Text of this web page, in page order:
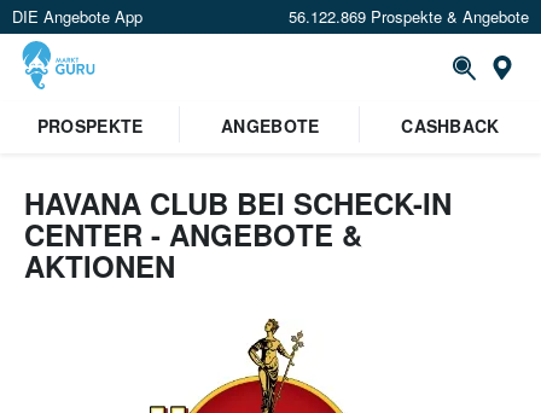
DIE Angebote App 56.122.869 Prospekte & Angebote
Standort festlegen
PROSPEKTE ANGEBOTE CASHBACK
HAVANA CLUB BEI SCHECK-IN
CENTER - ANGEBOTE &
AKTIONEN